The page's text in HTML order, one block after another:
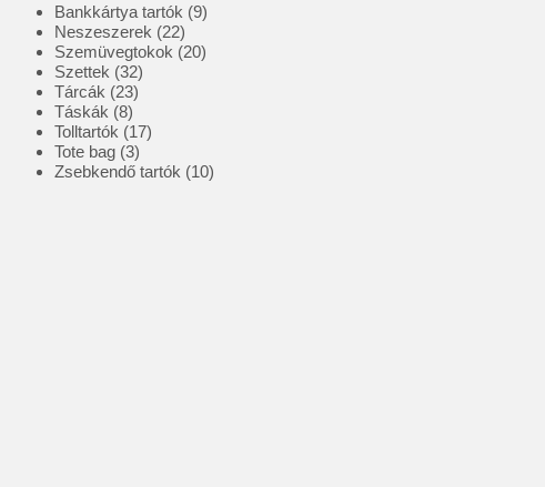
Bankkártya tartók 99
Neszeszerek 2222
termék
Szemüvegtokok 2020
Szettek 3232
termék
Tárcák 2323
termék
Táskák 88
termék
Tolltartók 1717
Tote bag 33
termék
Zsebkendő tartók 1010